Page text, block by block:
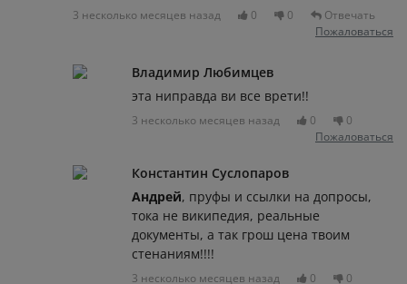
3 несколько месяцев назад 0 0
Отвечать
Пожаловаться
Владимир Любимцев
эта ниправда ви все врети!!
3 несколько месяцев назад 0
0
Пожаловаться
Константин Суслопаров
Андрей, пруфы и ссылки на допросы,
тока не википедия, реальные
документы, а так грош цена твоим
стенаниям!!!!
3 несколько месяцев назад 0 0